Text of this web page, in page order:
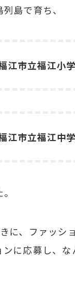
島で育ち、
江市立福江小学
江市立福江中
に、ファッシ
に応募し、な